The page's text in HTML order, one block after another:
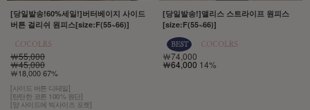
[당일발송!60%세일!]버터베이지 사이드
버튼 걸리쉬 원피스[size:F(55~66)]
￦55,000
￦45,000
￦18,000 67%
[사이드 버튼 디테일]
[탄탄한 코튼 100% 원단]
[양 사이드에 빅사이즈 포켓]
[당일발송!]앨리스 스트라이프 원피스
[size:F(55~66)]
￦74,000
￦64,000 14%